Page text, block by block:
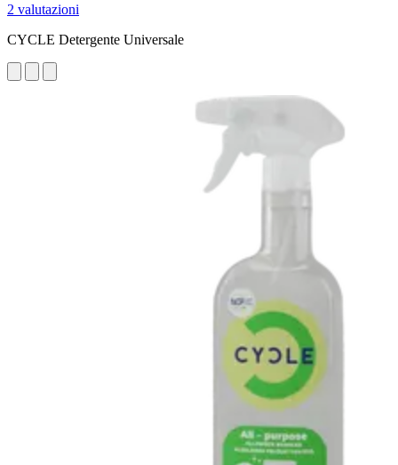
2 valutazioni
CYCLE Detergente Universale